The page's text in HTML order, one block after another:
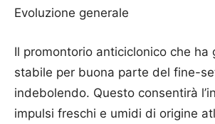
Evoluzione generale
Il promontorio anticiclonico che ha
stabile per buona parte del fine-
indebolendo. Questo consentirà
impulsi freschi e umidi di origine